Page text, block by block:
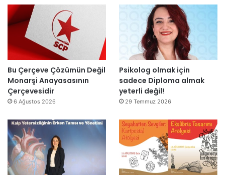
i
t
a
a
m
l
a
n
d
Bu Çerçeve Çözümün Değil
Monarşi Anayasasının
Çerçevesidir
6 Ağustos 2026
Psikolog olmak için
sadece Diploma almak
yeterli değil!
29 Temmuz 2026